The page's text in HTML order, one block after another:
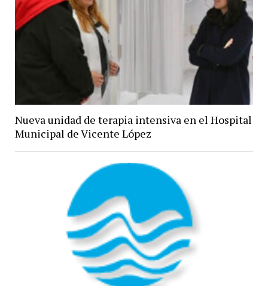
Nueva unidad de terapia intensiva en el Hospital
Municipal de Vicente López